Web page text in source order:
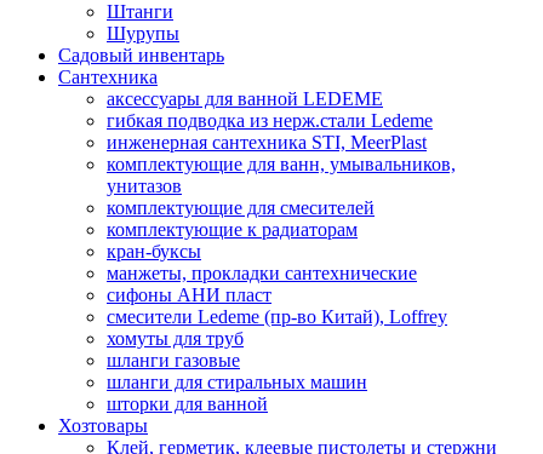
Штанги
Шурупы
Садовый инвентарь
Сантехника
аксессуары для ванной LEDEME
гибкая подводка из нерж.стали Ledeme
инженерная сантехника STI, MeerPlast
комплектующие для ванн, умывальников,
унитазов
комплектующие для смесителей
комплектующие к радиаторам
кран-буксы
манжеты, прокладки сантехнические
сифоны АНИ пласт
смесители Ledeme (пр-во Китай), Loffrey
хомуты для труб
шланги газовые
шланги для стиральных машин
шторки для ванной
Хозтовары
Клей, герметик, клеевые пистолеты и стержни